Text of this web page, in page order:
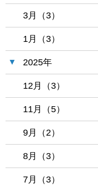
3月（3）
1月（3）
2025年
12月（3）
11月（5）
9月（2）
8月（3）
7月（3）